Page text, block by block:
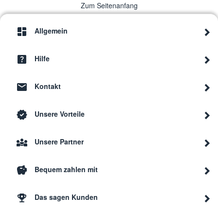
Zum Seitenanfang
Allgemein
Hilfe
Kontakt
Unsere Vorteile
Unsere Partner
Bequem zahlen mit
Das sagen Kunden